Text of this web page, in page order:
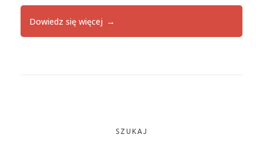
Dowiedz się więcej
SZUKAJ